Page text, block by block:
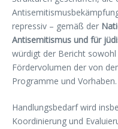
repressiv – gemäß der
Antisemitismus und für
würdigt der Bericht
Fördervolumen der von
Programme und Vorhaben.
Handlungsbedarf wird
Koordinierung und